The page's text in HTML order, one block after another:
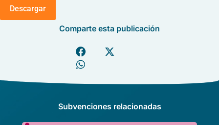
Descargar
Comparte esta publicación
Subvenciones relacionadas